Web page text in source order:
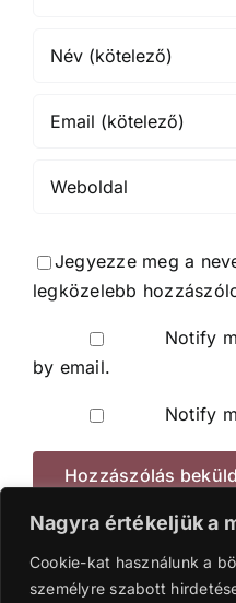
Nagyra értékeljük a
Cookie-kat használunk a
személyre szabott
Jegyezze meg a
legközelebb
Notify
by email.
Notify